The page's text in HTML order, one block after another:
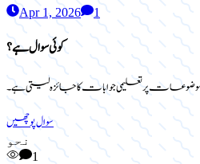
Apr 1, 2026 1
کوئی سوال ہے؟
موضوعات پر تعلیمی جوابات کا جائزہ لیتی ہے۔
سوال پوچھیں
نحو
1